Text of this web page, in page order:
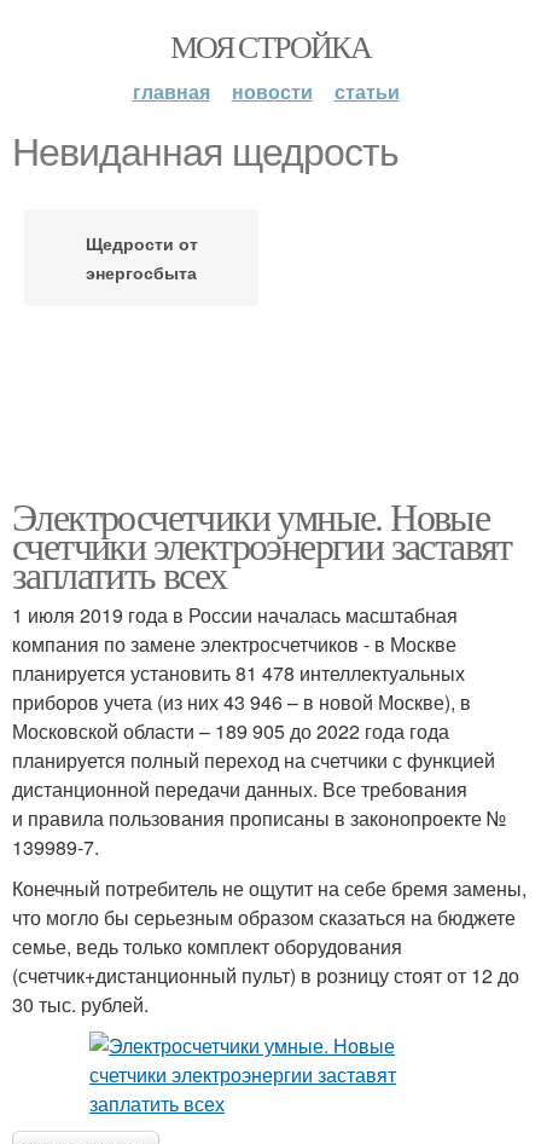
МОЯ СТРОЙКА
главная новости статьи
Невиданная щедрость
Щедрости от
энергосбыта
Электросчетчики умные. Новые
счетчики электроэнергии заставят
заплатить всех
1 июля 2019 года в России началась масштабная
компания по замене электросчетчиков - в Москве
планируется установить 81 478 интеллектуальных
приборов учета (из них 43 946 – в новой Москве), в
Московской области – 189 905 до 2022 года года
планируется полный переход на счетчики с функцией
дистанционной передачи данных. Все требования
и правила пользования прописаны в законопроекте №
139989-7.
Конечный потребитель не ощутит на себе бремя замены,
что могло бы серьезным образом сказаться на бюджете
семье, ведь только комплект оборудования
(счетчик+дистанционный пульт) в розницу стоят от 12 до
30 тыс. рублей.